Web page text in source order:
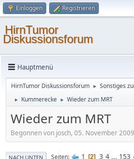
Einloggen Registrieren
HirnTumor
Diskussionsforum
Hauptmenü
HirnTumor Diskussionsforum ► Sonstiges
► Kummerecke ► Wieder zum MRT
Wieder zum MRT
Begonnen von josch, 05. November
NACH UNTEN Seiten 1 2 3 4 ... 153